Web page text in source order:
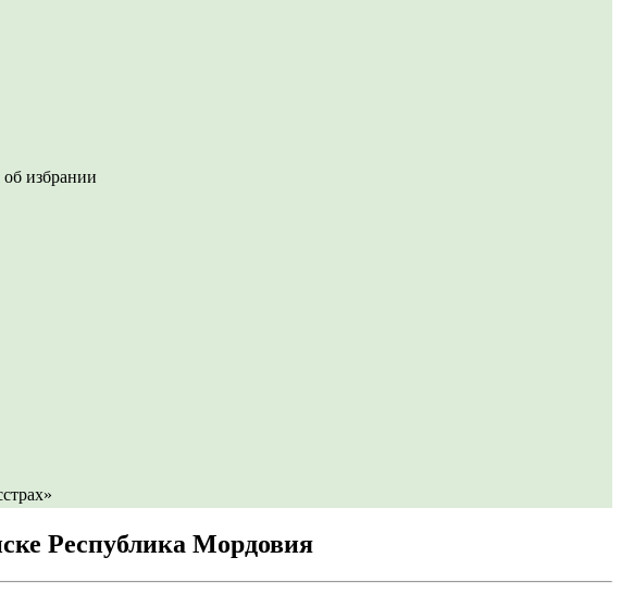
избрании
Республика Мордовия